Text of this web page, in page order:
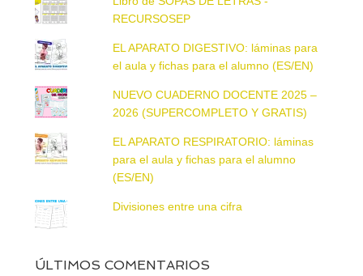
RECURSOSEP
EL APARATO DIGESTIVO: láminas para
el aula y fichas para el alumno (ES/EN)
NUEVO CUADERNO DOCENTE 2025 –
2026 (SUPERCOMPLETO Y GRATIS)
EL APARATO RESPIRATORIO: láminas
para el aula y fichas para el alumno
(ES/EN)
Divisiones entre una cifra
ÚLTIMOS COMENTARIOS